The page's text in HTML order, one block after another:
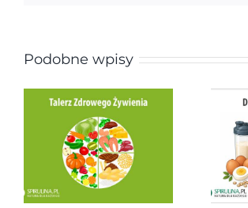
Podobne wpisy